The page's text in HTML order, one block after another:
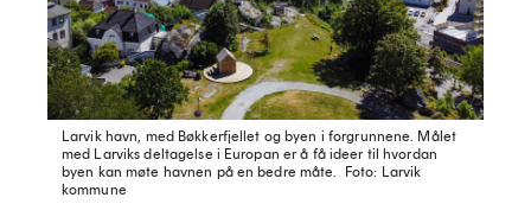
Larvik havn, med Bøkkerfjellet og byen i forgrunnene. Målet
med Larviks deltagelse i Europan er å få ideer til hvordan
byen kan møte havnen på en bedre måte.
Foto: Larvik
kommune